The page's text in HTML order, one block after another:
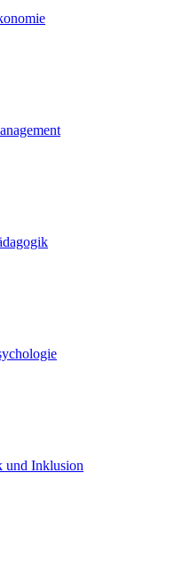
und Inklusion